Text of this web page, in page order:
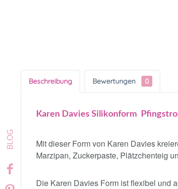
Beschreibung Bewertungen 0
Karen Davies Silikonform
Mit dieser Form von Karen Davies
Marzipan, Zuckerpaste, Plätzchenteig
Die Karen Davies Form ist flexibel und